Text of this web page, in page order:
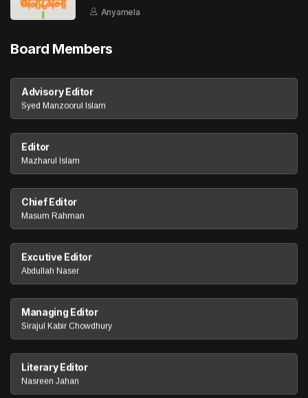
Anyamela
Board Members
Advisory Editor
Syed Manzoorul Islam
Editor
Mazharul Islam
Chief Editor
Masum Rahman
Excutive Editor
Abdullah Naser
Managing Editor
Sirajul Kabir Chowdhury
Literary Editor
Nasreen Jahan